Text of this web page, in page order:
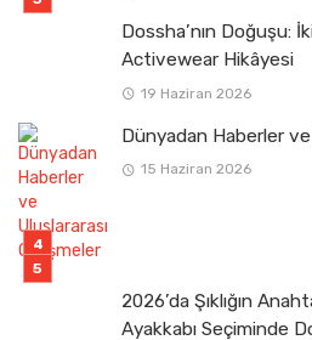
Dossha’nın Doğuşu:
Activewear Hikâyesi
19 Haziran 2026
Dünyadan Haberler
15 Haziran 2026
2026’da Şıklığın
Ayakkabı Seçiminde